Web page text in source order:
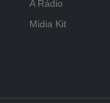
A Rádio
Midia Kit